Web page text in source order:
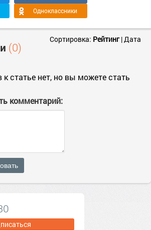
Одноклассники
(0)
Сортировка: Рейтинг|Дата
статье нет, но вы можете стать
комментарий: